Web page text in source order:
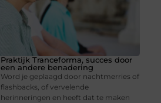
Praktijk Tranceforma, succes door
een andere benadering
Word je geplaagd door nachtmerries of
flashbacks, of vervelende
herinneringen en heeft dat te maken